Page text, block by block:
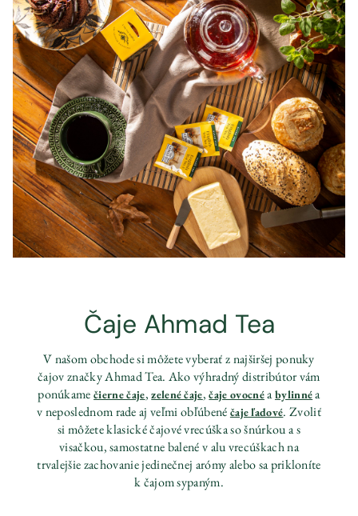
Čaje Ahmad Tea
V našom obchode si môžete vyberať z najširšej ponuky
čajov značky Ahmad Tea. Ako výhradný distribútor vám
ponúkamečierne čaje,zelené čaje,čaje ovocnéabylinnéa
v neposlednom rade aj veľmi obľúbené čaje ľadové. Zvoliť
si môžete klasické čajové vrecúška so šnúrkou a s
visačkou, samostatne balené v alu vrecúškach na
trvalejšie zachovanie jedinečnej arómy alebo sa prikloníte
k čajom sypaným.